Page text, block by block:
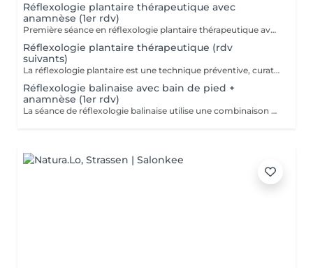
Réflexologie plantaire thérapeutique avec
anamnèse (1er rdv)
Première séance en réflexologie plantaire thérapeutique avec anamnèse approfondie. La réflexologie plantaire est une technique préventive, curative et manuelle. Cette technique millénaire non-invasive utilise les ressources naturelles de l'organisme et est reconnue par l'OMS (Organisation Mondiale de la Santé) comme une pratique de santé de soins complémentaires. Contre-indications: mycose ou blessure au pied.
Réflexologie plantaire thérapeutique (rdv
suivants)
La réflexologie plantaire est une technique préventive, curative et manuelle. Cette technique millénaire non-invasive utilise les ressources naturelles de l'organisme et est reconnue par l'OMS (Organisation Mondiale de la Santé) comme une pratique de santé de soins complémentaires. Contre-indications: mycose ou blessure au pied.
Réflexologie balinaise avec bain de pied +
anamnèse (1er rdv)
La séance de réflexologie balinaise utilise une combinaison de pressions profondes, de mouvements de pétrissage, de tapotements et d'étirements doux pour détendre le corps. Les points de pression utilisés en réflexologie balinaise sont liés à des points d'acupuncture sur les méridiens de la médecine traditionnelle chinoise. La stimulation de ces points peut aider à libérer des blocages énergétiques et à rétablir l'équilibre du corps. Cette séance nous plonge dans la culture balinaise avec ses petits rituels comme l'utilisation du bain de pieds, d'encens ou d'huiles essentielles qui contribuent à créer une atmosphère sacrée et à renforcer l'expérience d'harmonie de l'organisme. La réflexologie balinaise est accessible à tous. Doux et tonique à la fois, il est dans le monde du massage celui qui enveloppe de relaxation les plus hésitants car il offre une très large variété de mouvements. La réflexologie balinaise peut se substituer à la réflexologie plantaire traditionnelle pour apporter un soin d'horizon différent ou un point de départ à tout traitement de réflexologie plantaire de type occidentale. *** La réflexologie balinaise inclut le massage des mollets. Veuillez porter un vêtement ample que vous pourrez remonter aisément jusqu'au genoux *** Bienfaits : - Soutenir et booster le principe d'auto-régulation de l'organisme - Apaisement du système nerveux, massage de détente profonde - Réduction du stress et de l'anxiété - Amélioration de la circulation sanguine - Soulagement des douleurs - Amélioration du sommeil - Soulagement des maux de tête - Amélioration des troubles digestifs - Renforcement du système immunitaire ... Contre-indications : - Fièvre, phase aigüe de maladie - Fracture, foulure, coupure, brûlure ou autre blessure du pied, ongle incarné, mycose - Durant le premier mois de grossesse